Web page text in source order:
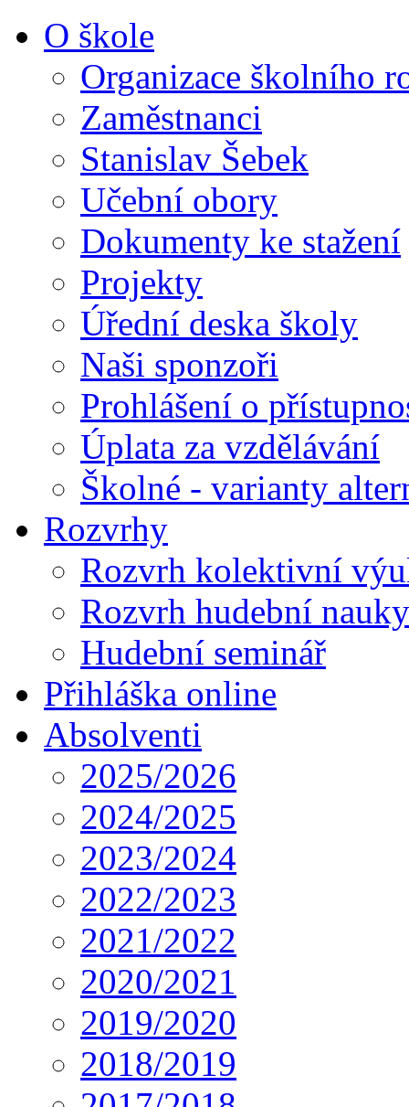
O škole
Organizace školního
Zaměstnanci
Stanislav Šebek
Učební obory
Dokumenty ke stažení
Projekty
Úřední deska školy
Naši sponzoři
Prohlášení o
Úplata za vzdělávání
Školné - varianty
Rozvrhy
Rozvrh kolektivní
Rozvrh hudební
Hudební seminář
Přihláška online
Absolventi
2025/2026
2024/2025
2023/2024
2022/2023
2021/2022
2020/2021
2019/2020
2018/2019